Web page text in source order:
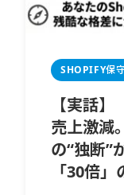
SHOPIFY保
【実話
売上激減
の“独断”
「30倍